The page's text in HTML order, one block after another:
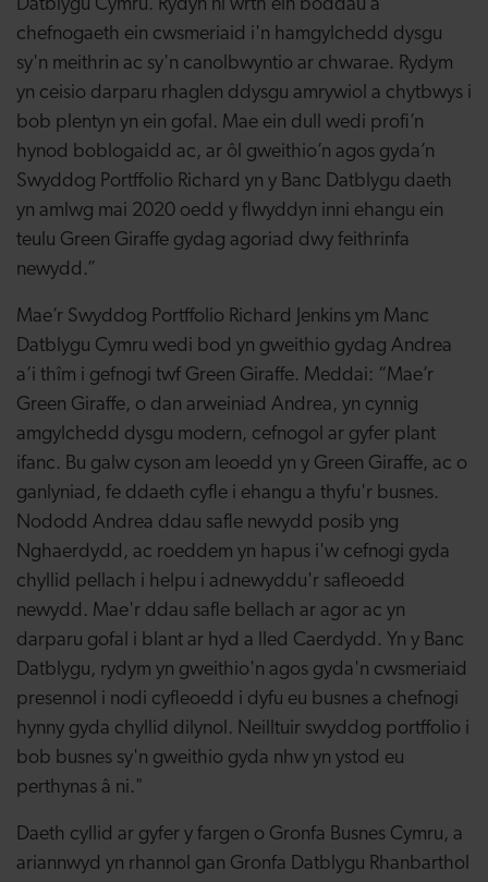
Datblygu Cymru. Rydyn ni wrth ein boddau â
chefnogaeth ein cwsmeriaid i'n hamgylchedd dysgu
sy'n meithrin ac sy'n canolbwyntio ar chwarae. Rydym
yn ceisio darparu rhaglen ddysgu amrywiol a chytbwys i
bob plentyn yn ein gofal. Mae ein dull wedi profi’n
hynod boblogaidd ac, ar ôl gweithio’n agos gyda’n
Swyddog Portffolio Richard yn y Banc Datblygu daeth
yn amlwg mai 2020 oedd y flwyddyn inni ehangu ein
teulu Green Giraffe gydag agoriad dwy feithrinfa
newydd.”
Mae’r Swyddog Portffolio Richard Jenkins ym Manc
Datblygu Cymru wedi bod yn gweithio gydag Andrea
a’i thîm i gefnogi twf Green Giraffe. Meddai: “Mae’r
Green Giraffe, o dan arweiniad Andrea, yn cynnig
amgylchedd dysgu modern, cefnogol ar gyfer plant
ifanc. Bu galw cyson am leoedd yn y Green Giraffe, ac o
ganlyniad, fe ddaeth cyfle i ehangu a thyfu'r busnes.
Nododd Andrea ddau safle newydd posib yng
Nghaerdydd, ac roeddem yn hapus i'w cefnogi gyda
chyllid pellach i helpu i adnewyddu'r safleoedd
newydd. Mae'r ddau safle bellach ar agor ac yn
darparu gofal i blant ar hyd a lled Caerdydd. Yn y Banc
Datblygu, rydym yn gweithio'n agos gyda'n cwsmeriaid
presennol i nodi cyfleoedd i dyfu eu busnes a chefnogi
hynny gyda chyllid dilynol. Neilltuir swyddog portffolio i
bob busnes sy'n gweithio gyda nhw yn ystod eu
perthynas â ni."
Daeth cyllid ar gyfer y fargen o Gronfa Busnes Cymru, a
ariannwyd yn rhannol gan Gronfa Datblygu Rhanbarthol